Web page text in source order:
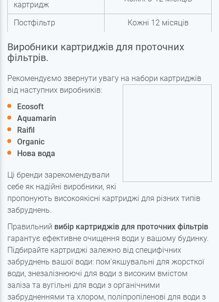
картридж
Постфільтр Кожні 12 місяців
Виробники картриджів для проточних
фільтрів.
Рекомендуємо звернути увагу на набори картриджів
від наступних виробників:
Ecosoft
Aquamarin
Raifil
Organic
Нова вода
Ці бренди зарекомендували
себе як надійні виробники, які
пропонують високоякісні картриджі для різних типів
забруднень.
Правильний вибір картриджів для проточних фільтрів
гарантує ефективне очищення води у вашому будинку.
Підбирайте картриджі залежно від специфічних
забруднень вашої води: пом'якшувальні для жорсткої
води, знезалізнюючі для води з високим вмістом
заліза та вугільні для води з органічними
забрудненнями та хлором, поліпропіленові для води з